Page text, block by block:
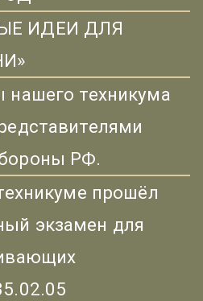
ИДЕИ ДЛЯ
нашего техникума
РФ.
прошёл
экзамен для